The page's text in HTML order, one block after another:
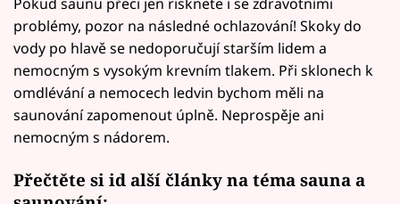
problémy, pozor na následné ochlazování! Skoky do
vody po hlavě se nedoporučují starším lidem a
nemocným s vysokým krevním tlakem. Při sklonech k
omdlévání a nemocech ledvin bychom měli na
saunování zapomenout úplně. Neprospěje ani
nemocným s nádorem.
Přečtěte si id alší články na téma sauna a